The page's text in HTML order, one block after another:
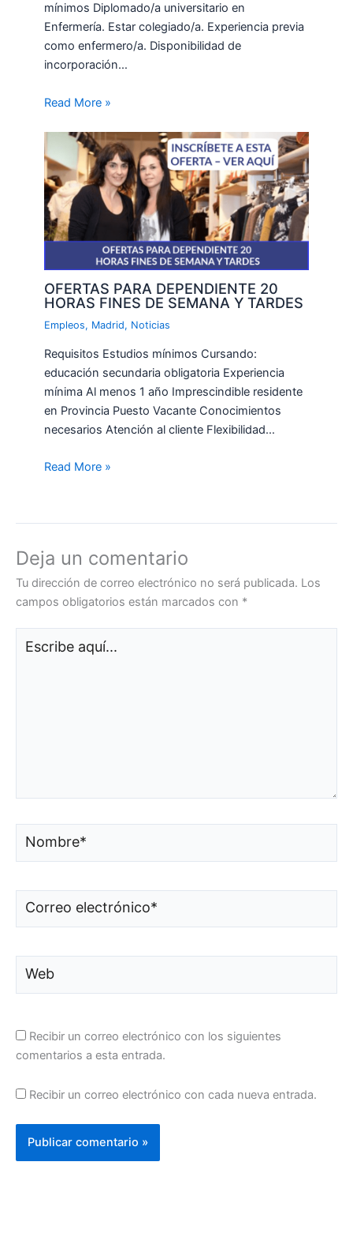
mínimos Diplomado/a universitario en
Enfermería. Estar colegiado/a. Experiencia previa
como enfermero/a. Disponibilidad de
incorporación…
Read More »
OFERTAS PARA DEPENDIENTE 20
HORAS FINES DE SEMANA Y TARDES
Empleos, Madrid, Noticias
Requisitos Estudios mínimos Cursando:
educación secundaria obligatoria Experiencia
mínima Al menos 1 año Imprescindible residente
en Provincia Puesto Vacante Conocimientos
necesarios Atención al cliente Flexibilidad…
Read More »
Deja un comentario
Tu dirección de correo electrónico no será publicada. Los
campos obligatorios están marcados con *
aquí...
Correo
electrónico*
Recibir un correo electrónico con los siguientes
comentarios a esta entrada.
Recibir un correo electrónico con cada nueva entrada.